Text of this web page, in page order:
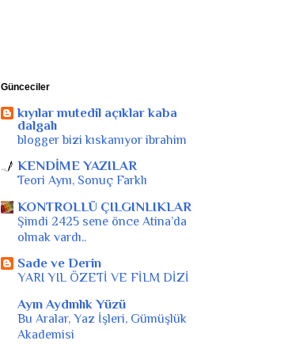
Günceciler
kıyılar mutedil açıklar kaba
dalgalı
blogger bizi kıskanıyor ibrahim
KENDİME YAZILAR
Teori Aynı, Sonuç Farklı
KONTROLLÜ ÇILGINLIKLAR
Şimdi 2425 sene önce Atina’da
olmak vardı..
Sade ve Derin
YARI YIL ÖZETİ VE FİLM DİZİ
Ayın Aydınlık Yüzü
Bu Aralar, Yaz İşleri, Gümüşlük
Akademisi